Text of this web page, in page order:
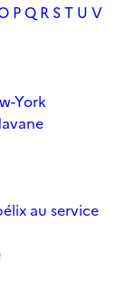
PQ R ST U V
York
au service